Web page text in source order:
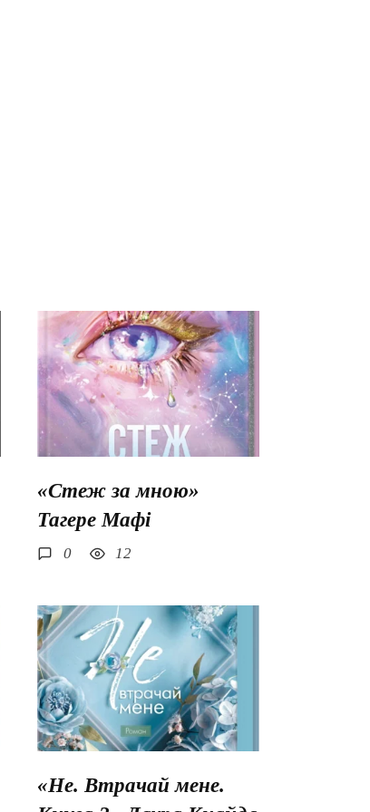
«Стеж за мною»
Тагере Мафі
0 12
«Не. Втрачай мене.